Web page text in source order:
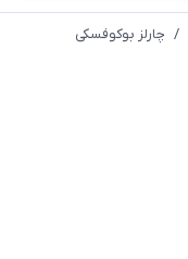
/ چارلز بوکوفسکی